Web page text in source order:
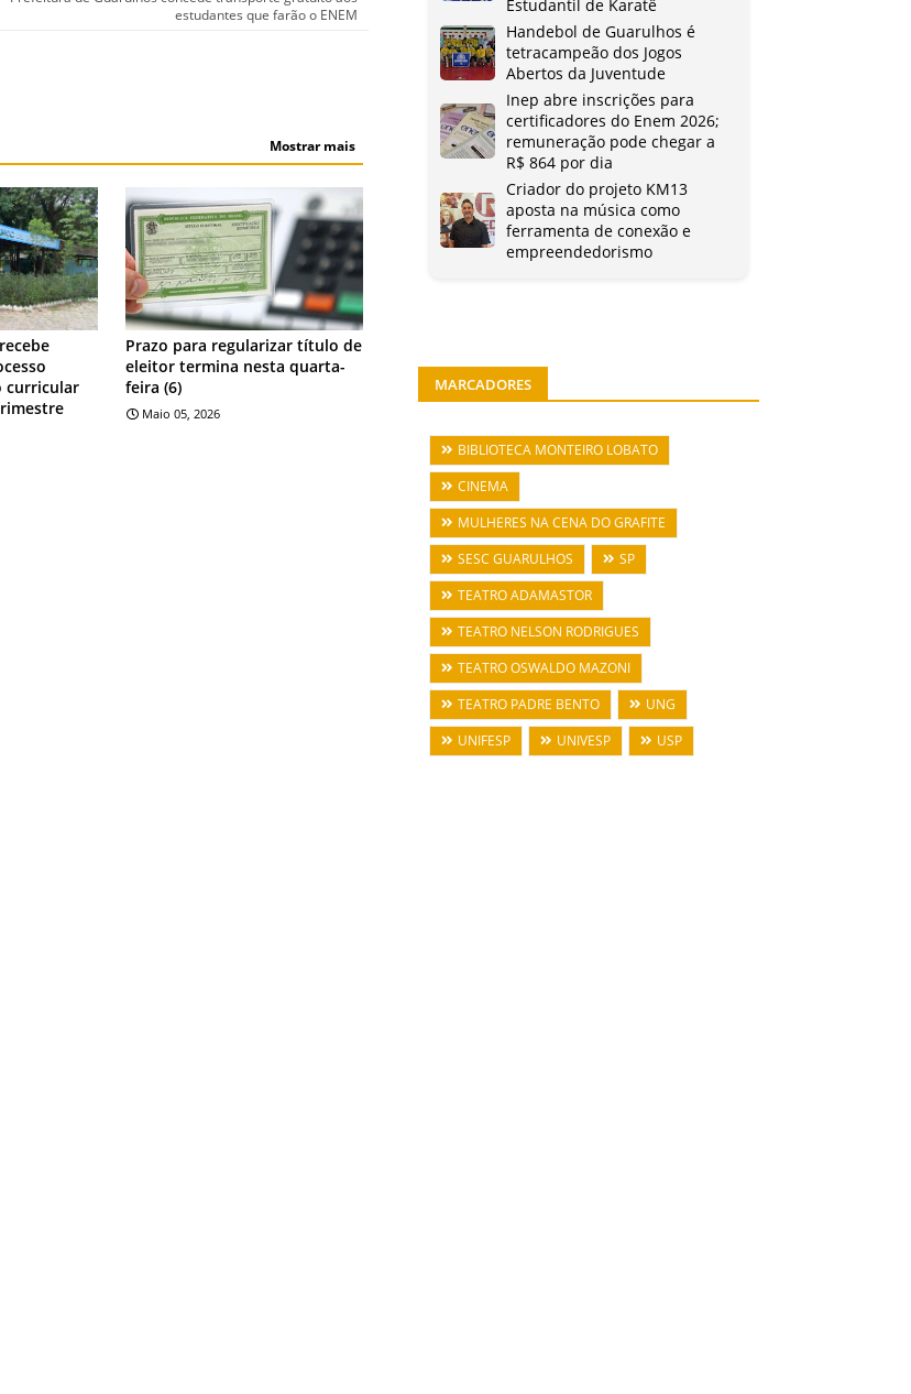
estudantes que farão o ENEM
Mostrar mais
curricular
NOTÍCIA
Prazo para regularizar título de
eleitor termina nesta quarta-
feira (6)
Maio 05, 2026
Estudantil de Karatê
Handebol de Guarulhos é
tetracampeão dos Jogos
Abertos da Juventude
Inep abre inscrições para
certificadores do Enem 2026;
remuneração pode chegar a
R$ 864 por dia
Criador do projeto KM13
aposta na música como
ferramenta de conexão e
empreendedorismo
MARCADORES
BIBLIOTECA MONTEIRO LOBATO
CINEMA
MULHERES NA CENA DO GRAFITE
SESC GUARULHOS
SP
TEATRO ADAMASTOR
TEATRO NELSON RODRIGUES
TEATRO OSWALDO MAZONI
TEATRO PADRE BENTO
UNG
UNIFESP
UNIVESP USP